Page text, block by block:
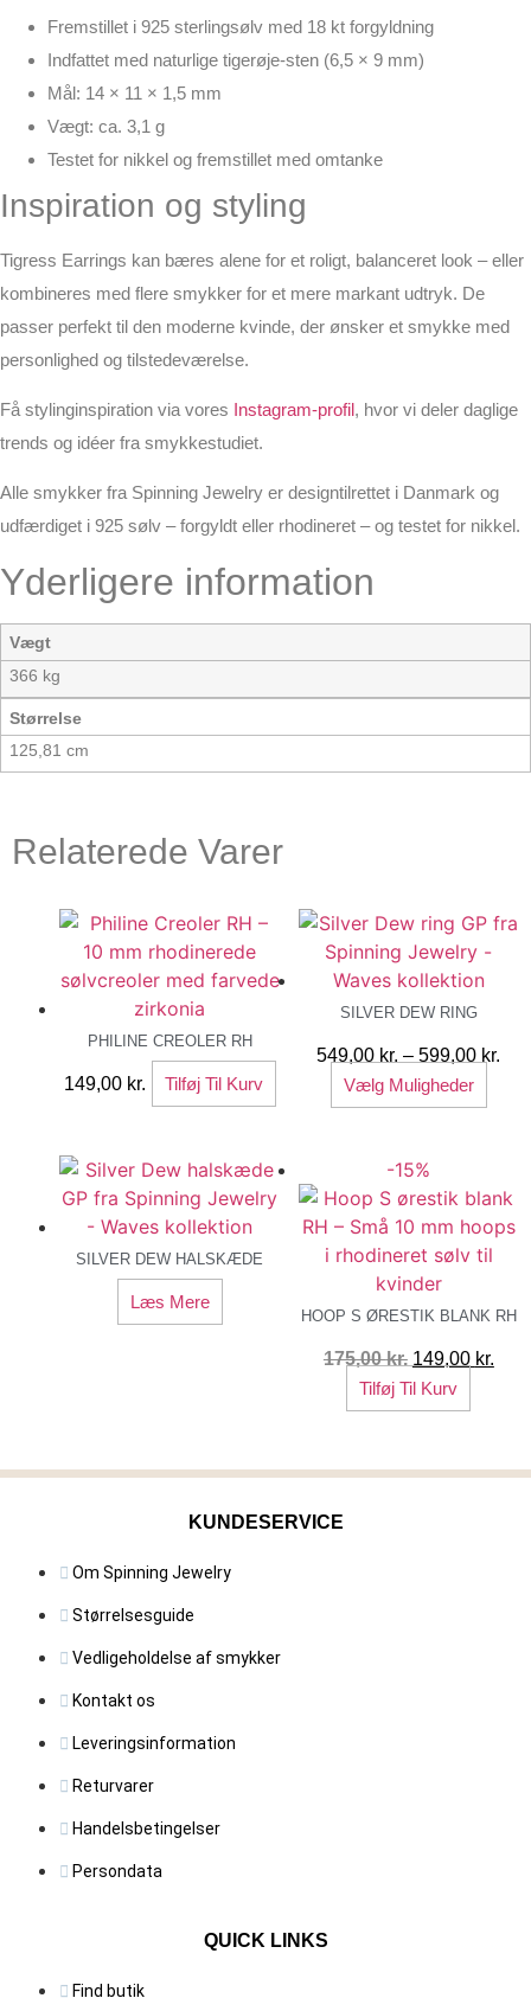
Fremstillet i 925 sterlingsølv med 18 kt forgyldning
Indfattet med naturlige tigerøje-sten (6,5 × 9 mm)
Mål: 14 × 11 × 1,5 mm
Vægt: ca. 3,1 g
Testet for nikkel og fremstillet med omtanke
Inspiration og styling
Tigress Earrings kan bæres alene for et roligt, balanceret look – eller
kombineres med flere smykker for et mere markant udtryk. De
passer perfekt til den moderne kvinde, der ønsker et smykke med
personlighed og tilstedeværelse.
Få stylinginspiration via vores Instagram-profil, hvor vi deler daglige
trends og idéer fra smykkestudiet.
Alle smykker fra Spinning Jewelry er designtilrettet i Danmark og
udfærdiget i 925 sølv – forgyldt eller rhodineret – og testet for nikkel.
Yderligere information
Vægt
366 kg
Størrelse
125,81 cm
Relaterede Varer
PHILINE CREOLER RH
149,00 kr. Tilføj Til Kurv
SILVER DEW RING
549,00 kr. – 599,00 kr.
Vælg Muligheder
vare
kan
på
SILVER DEW HALSKÆDE
Læs Mere
-15%
HOOP S ØRESTIK BLANK RH
175,00kr. Den
oprindelige
pris
175,00 kr..
149,00 kr.
Tilføj Til Kurv
KUNDESERVICE
Om Spinning Jewelry
Størrelsesguide
Vedligeholdelse af smykker
Kontakt os
Leveringsinformation
Returvarer
Handelsbetingelser
Persondata
QUICK LINKS
Find butik